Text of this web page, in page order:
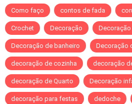
Como faço contos de fada
Crochet Decoração Decoração
Decoração de banheiro Decoração
decoração de cozinha decoração
decoração de Quarto Decoração
decoração para festas dedoche